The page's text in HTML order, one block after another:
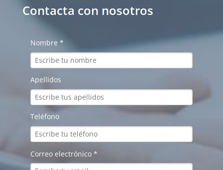
Contacta con nosotros